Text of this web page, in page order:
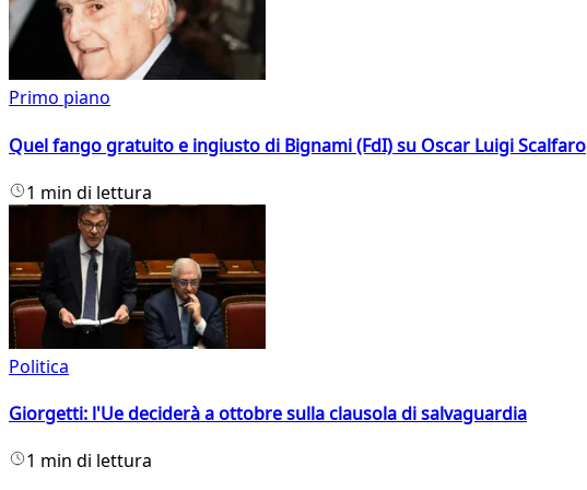
Primo piano
Quel fango gratuito e ingiusto di Bignami (FdI) su Oscar Luigi Scalfaro
1 min di lettura
Politica
Giorgetti: l'Ue deciderà a ottobre sulla clausola di salvaguardia
1 min di lettura